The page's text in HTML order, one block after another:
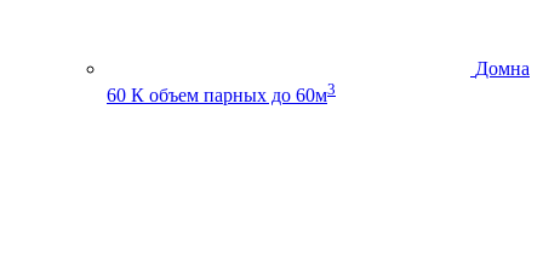
Домна
60 К объем парных до 60м3